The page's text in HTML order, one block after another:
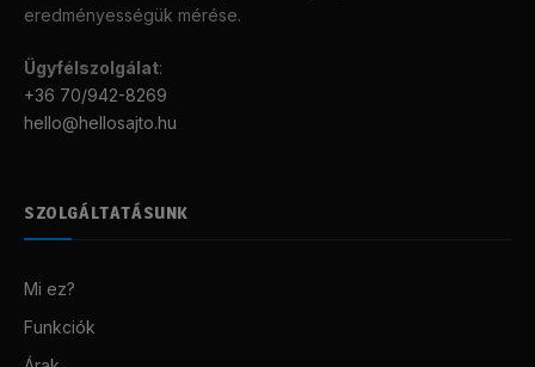
eredményességük mérése.
Ügyfélszolgálat:
+36 70/942-8269
hello@hellosajto.hu
SZOLGÁLTATÁSUNK
Mi ez?
Funkciók